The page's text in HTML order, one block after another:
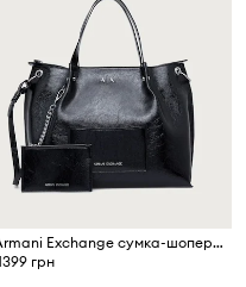
Armani Exchange сумка-шопер жіноча зі штучної шкіри
грн